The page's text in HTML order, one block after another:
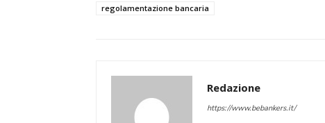
regolamentazione bancaria
Redazione
https://www.bebankers.it/